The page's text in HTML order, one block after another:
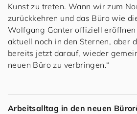
Kunst zu treten. Wann wir zum
zurückkehren und das Büro wie
Wolfgang Ganter offiziell
aktuell noch in den Sternen, aber
bereits jetzt darauf, wieder
neuen Büro zu verbringen.“
Arbeitsalltag in den neuen